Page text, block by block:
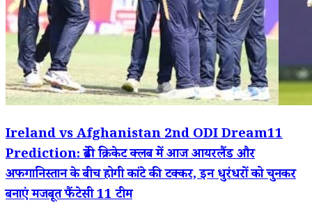
Ireland vs Afghanistan 2nd ODI Dream11
Prediction: ब्रेडी क्रिकेट क्लब में आज आयरलैंड और
अफगानिस्तान के बीच होगी कांटे की टक्कर, इन धुरंधरों को चुनकर
बनाएं मजबूत फैंटेसी 11 टीम